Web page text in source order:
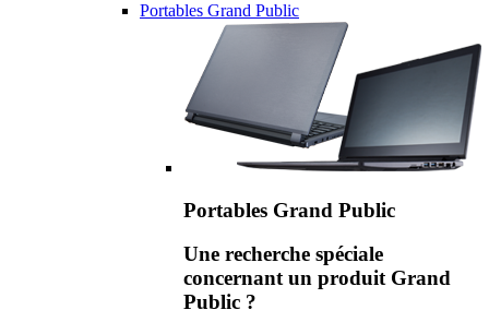
Portables Grand Public
Portables Grand Public
Une recherche spéciale
concernant un produit Grand
Public ?